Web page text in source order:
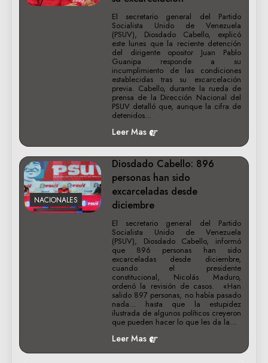
El secretario general del Partido
Socialista Unido de Venezuela
(PSUV), Diosdado Cabello, explicó
este lunes que la reciente detención
del dirigente opositor Juan Pablo
Guanipa responde a su
incumplimiento de las condiciones
establecidas tras su excarcelación
previa. Cabello, durante la rueda de
prensa de la Dirección Nacional del
PSUV detalló que, aunque la cifra de
detenidos…
Leer Mas
NACIONALES
Diosdado Cabello: 896
personas han sido
excarceladas desde
diciembre
El secretario general del Partido
Socialista Unido de Venezuela
(PSUV), Diosdado Cabello, informó
que 896 personas han sido
excarceladas desde diciembre,
cuando el presidente
constitucional, Nicolás Maduro,
ordenó la revisión de casos. «Han
salido 897 personas, no había pasado
nada… hasta que la estupidez
ilustrada de algunos políticos creyeron
que pueden hacer lo que les da la…
Leer Mas